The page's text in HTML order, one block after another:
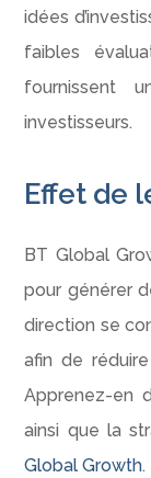
idées
faibles
fournissent
investisseurs.
Effet de
BT Global
pour générer
direction se
afin de
Apprenez-en
ainsi que la
Global Growth.